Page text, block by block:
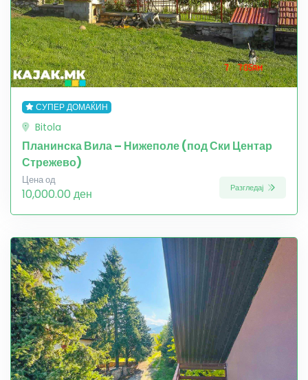
СУПЕР ДОМАЌИН
Bitola
Планинска Вила – Нижеполе (под Ски Центар
Стрежево)
Цена од
10,000.00 ден Разгледај